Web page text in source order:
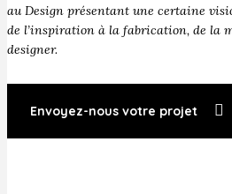
au Design présentant une certaine
de l’inspiration à la fabrication, de la
designer.
Envoyez-nous votre projet